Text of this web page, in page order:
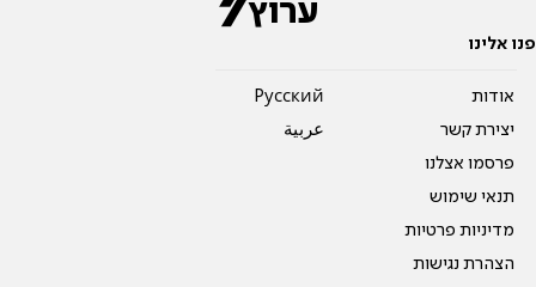
פנו אלינו
אודות
יצירת קשר
פרסמו אצלנו
תנאי שימוש
מדיניות פרטיות
הצהרת נגישות
Pусский
عربية